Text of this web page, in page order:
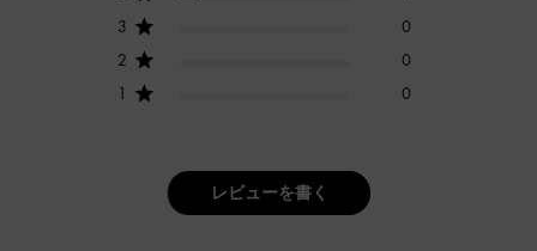
3
0
2
0
1
0
レビューを書く